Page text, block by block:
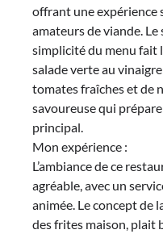
offrant une expérience
amateurs de viande.
simplicité du menu fait
salade verte au
tomates fraîches et de
savoureuse qui
principal.
Mon expérience :
L’ambiance de ce
agréable, avec un
animée. Le concept de
des frites maison, plait